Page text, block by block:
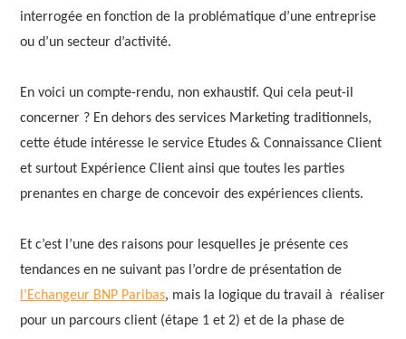
interrogée en fonction de la problématique d’une entreprise
ou d’un secteur d’activité.
En voici un compte-rendu, non exhaustif. Qui cela peut-il
concerner ? En dehors des services Marketing traditionnels,
cette étude intéresse le service Etudes & Connaissance Client
et surtout Expérience Client ainsi que toutes les parties
prenantes en charge de concevoir des expériences clients.
Et c’est l’une des raisons pour lesquelles je présente ces
tendances en ne suivant pas l’ordre de présentation de
l’Echangeur BNP Paribas, mais la logique du travail à réaliser
pour un parcours client (étape 1 et 2) et de la phase de